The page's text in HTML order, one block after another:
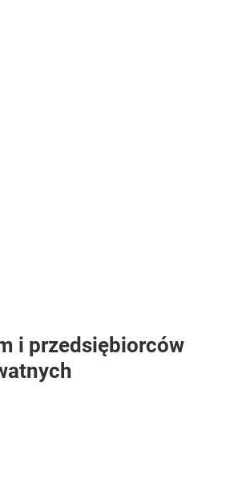
i przedsiębiorców